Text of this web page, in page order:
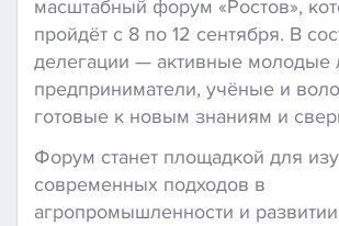
масштабный форум «Ростов»,
пройдёт с 8 по 12 сентября. В
делегации — активные молодые
предприниматели, учёные и
готовые к новым знаниям и
Форум станет площадкой для
современных подходов в
агропромышленности и